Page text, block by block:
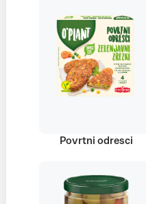
Povrtni odresci